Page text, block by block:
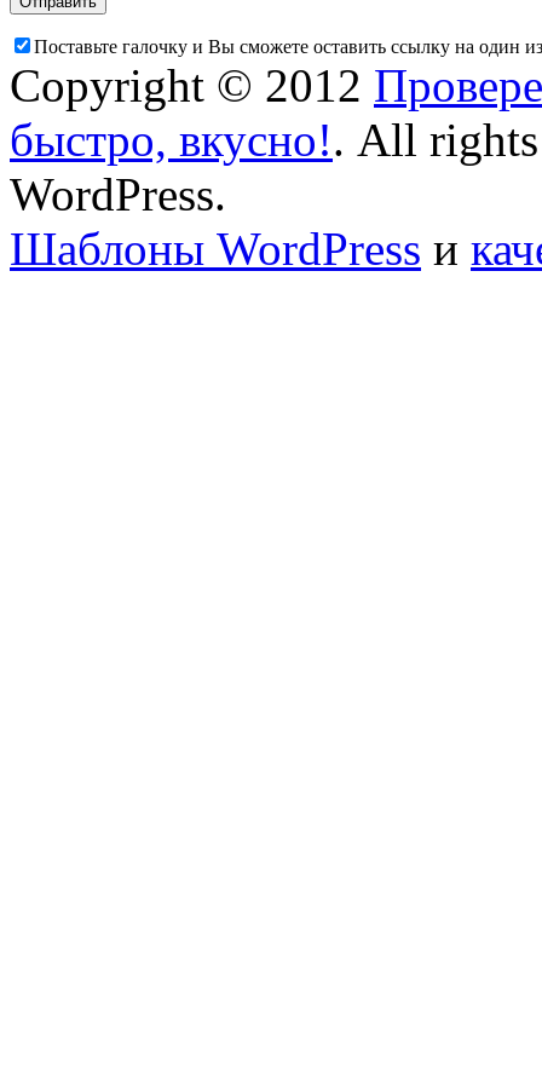
Поставьте галочку и Вы сможете оставить ссылку на один
Copyright © 2012
быстро, вкусно!. All rights
WordPress.
Шаблоны WordPress и